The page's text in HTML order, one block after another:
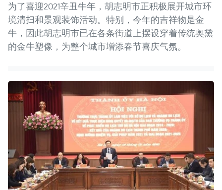
为了喜迎2021辛丑牛年，胡志明市正积极展开城市环
境清扫和景观装饰活动。特别，今年的吉祥物是金
牛，因此胡志明市已在各条街道上摆设穿着传统奥黛
的金牛塑像，为整个城市增添春节喜庆气氛。